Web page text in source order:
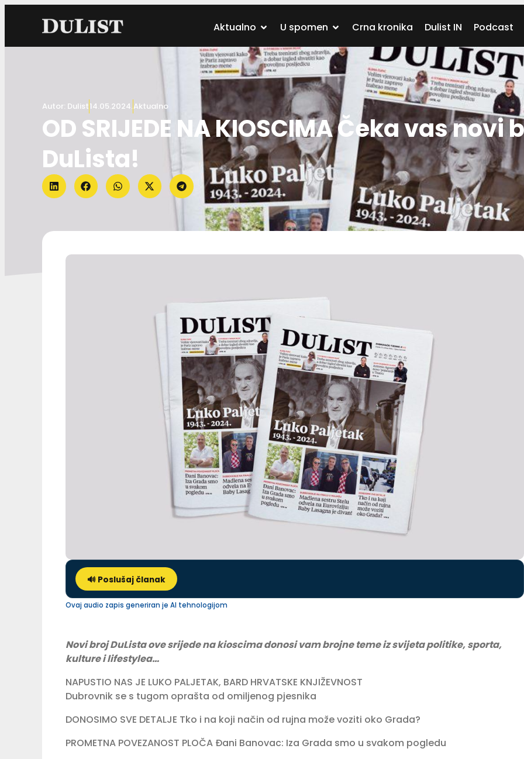
Aktualno U spomen Crna kronika Dulist IN Podcast
Autor: Dulist14.05.2024.Aktualno
OD SRIJEDE NA KIOSCIMA Čeka vas novi
DuLista!
🔊 Poslušaj članak
Ovaj audio zapis generiran je AI tehnologijom
Novi broj DuLista ove srijede na kioscima donosi vam brojne teme iz svijeta politike, sporta,
kulture i lifestylea…
NAPUSTIO NAS JE LUKO PALJETAK, BARD HRVATSKE KNJIŽEVNOST
Dubrovnik se s tugom oprašta od omiljenog pjesnika
DONOSIMO SVE DETALJE Tko i na koji način od rujna može voziti oko Grada?
PROMETNA POVEZANOST PLOČA Đani Banovac: Iza Grada smo u svakom pogledu